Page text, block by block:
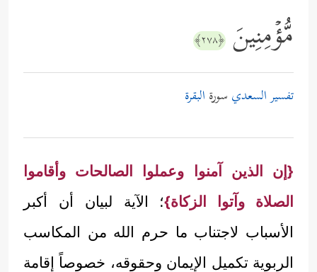
مُّؤۡمِنِینَ ﴿٢٧٨﴾
تفسير السعدي سورة البقرة
{إن الذين آمنوا وعملوا الصالحات وأقاموا
الصلاة وآتوا الزكاة}؛ الآية لبيان أن أكبر
الأسباب لاجتناب ما حرم الله من المكاسب
الربوية تكميل الإيمان وحقوقه، خصوصاً إقامة